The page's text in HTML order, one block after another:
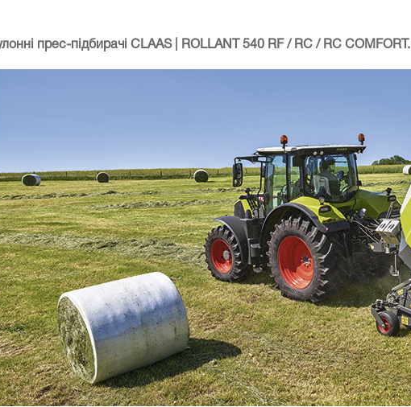
прес-підбирачі CLAAS | ROLLANT 540 RF / RC / RC COMFORT.